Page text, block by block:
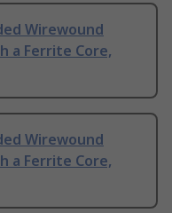
Wirewound
a Ferrite Core,
Wirewound
a Ferrite Core,